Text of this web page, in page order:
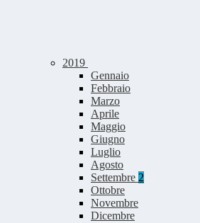
2019
Gennaio
Febbraio
Marzo
Aprile
Maggio
Giugno
Luglio
Agosto
Settembre 2
Ottobre
Novembre
Dicembre